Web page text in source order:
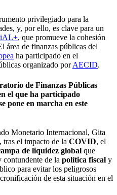
privilegiado para la
y, por ello, es clave para un
, que promueve la cohesión
área de finanzas públicas del
ha participado en el
organizado porAECID.
de Finanzas Públicas
el que ha participado
pone en marcha en este
Monetario Internacional, Gita
tras el impacto de la COVID, el
de liquidez global que
contundente de la política fiscal y
para evitar los peligrosos
de esta situación en el